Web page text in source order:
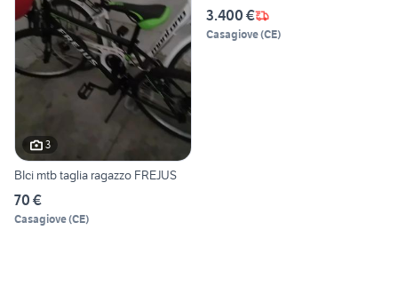
3
BIci mtb taglia ragazzo FREJUS
70 €
Casagiove(CE)
3.400 €
Casagiove(CE)